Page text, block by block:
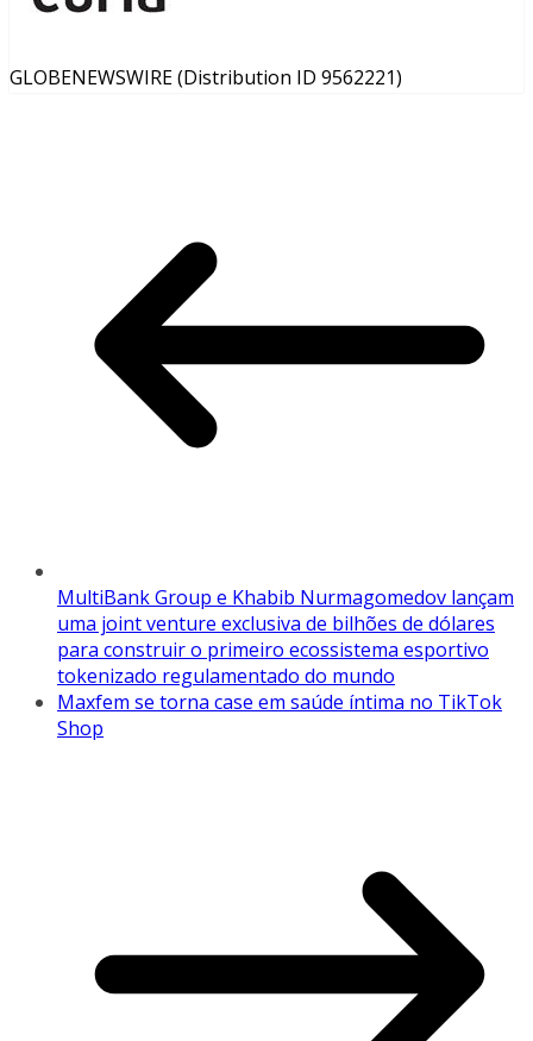
GLOBENEWSWIRE (Distribution ID 9562221)
MultiBank Group e Khabib Nurmagomedov lançam
uma joint venture exclusiva de bilhões de dólares
para construir o primeiro ecossistema esportivo
tokenizado regulamentado do mundo
Maxfem se torna case em saúde íntima no TikTok
Shop